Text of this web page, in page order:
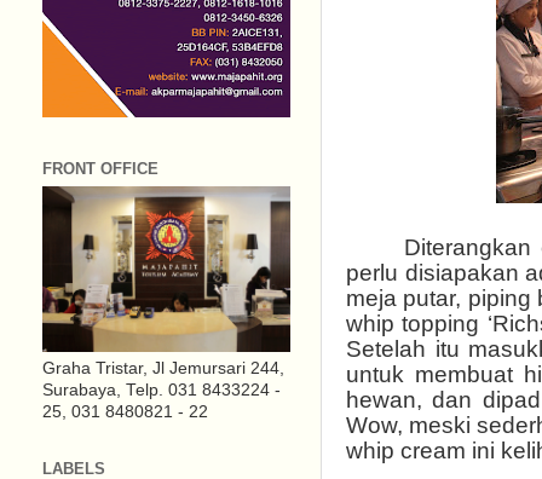
perlu disiapakan
meja putar,
whip topping
Setelah itu
untuk membuat
hewan, dan
Wow, meski
whip cream ini
FRONT OFFICE
Graha Tristar, Jl Jemursari 244,
Surabaya, Telp. 031 8433224 -
25, 031 8480821 - 22
LABELS